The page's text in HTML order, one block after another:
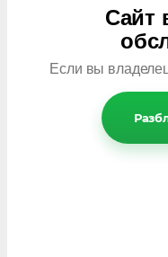
Сайт
Если вы